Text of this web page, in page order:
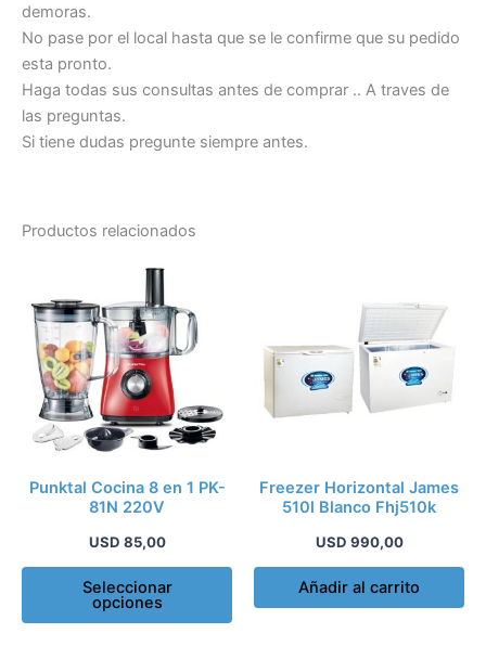
demoras.
No pase por el local hasta que se le confirme que su pedido
esta pronto.
Haga todas sus consultas antes de comprar .. A traves de
las preguntas.
Si tiene dudas pregunte siempre antes.
Productos relacionados
Punktal Cocina 8 en 1 PK-
81N 220V
USD 85,00
Seleccionar
opciones
múltiples
variantes.
opciones
Freezer Horizontal James
510l Blanco Fhj510k
USD 990,00
Añadir al carrito